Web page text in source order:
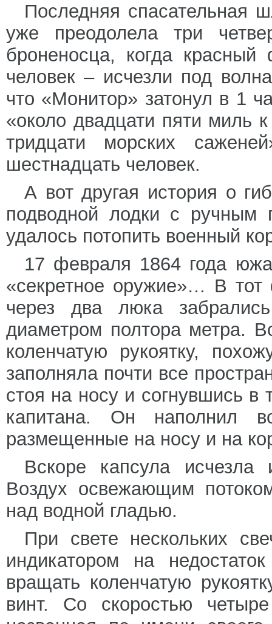
Последняя спасательная
уже преодолела три
броненосца, когда
человек – исчезли под
что «Монитор» затонул в 1
«около двадцати пяти миль
тридцати морских
шестнадцать человек.
А вот другая история о
подводной лодки с ручным
удалось потопить военный
17 февраля 1864 года
«секретное оружие»… В тот
через два люка
диаметром полтора метра.
коленчатую рукоятку,
заполняла почти все
стоя на носу и согнувшись в
капитана. Он наполнил
размещенные на носу и на
Вскоре капсула исчезла
Воздух освежающим
над водной гладью.
При свете нескольких
индикатором на
вращать коленчатую
винт. Со скоростью